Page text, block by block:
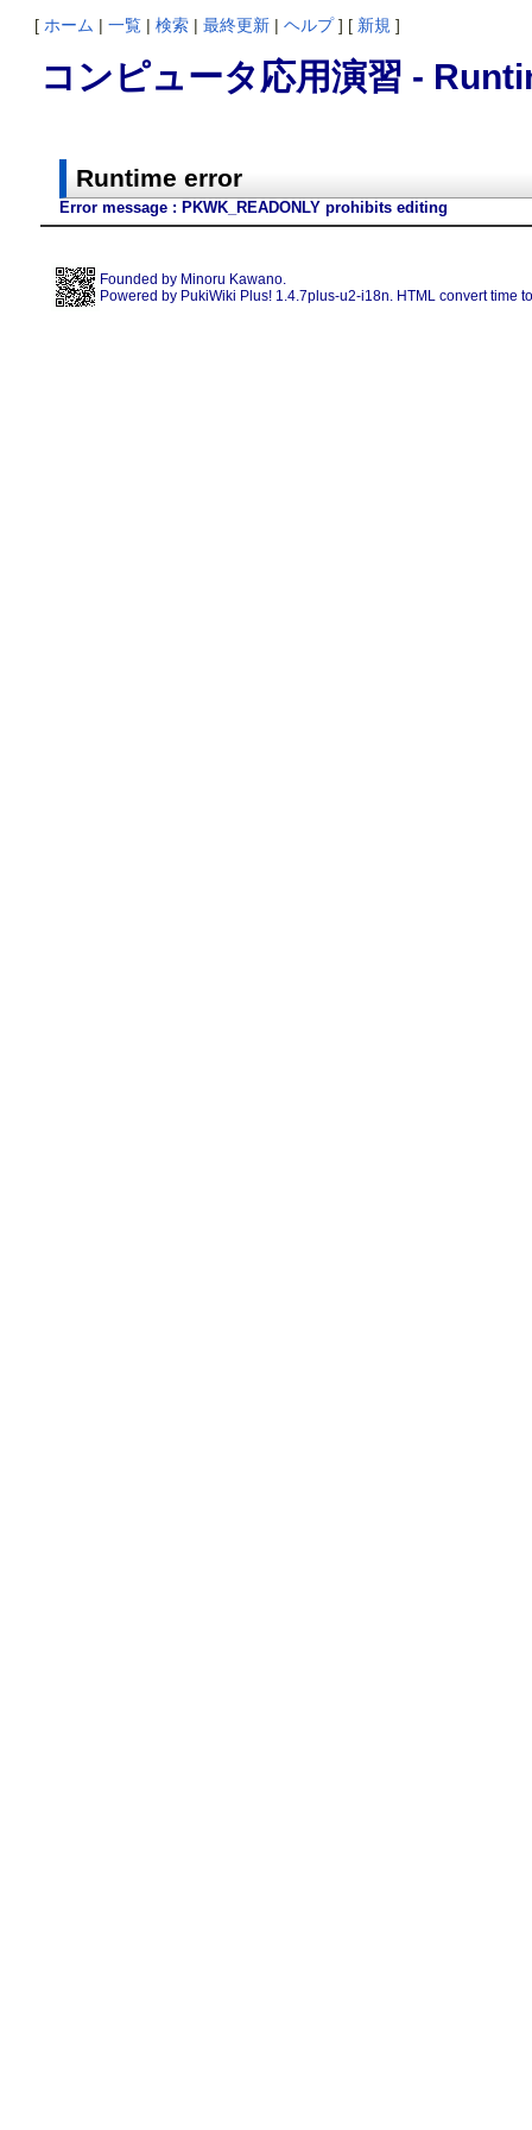
[ ホーム | 一覧 | 検索 | 最終更新 | ヘルプ] [ 新規 ]
コンピュータ応用演習 -
Runtime error
Error message : PKWK_READONLY prohibits editing
Founded by Minoru Kawano.
Powered by PukiWiki Plus! 1.4.7plus-u2-i18n. HTML convert time